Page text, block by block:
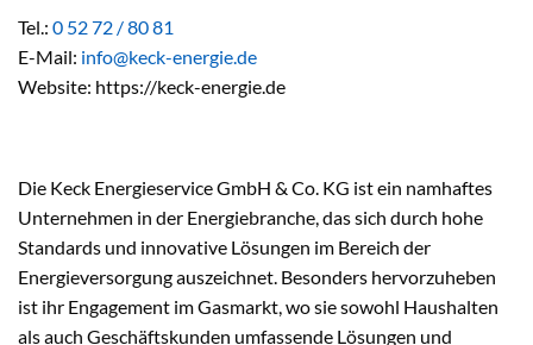
Tel.: 0 52 72 / 80 81
E-Mail: info@keck-energie.de
Website: https://keck-energie.de
Die Keck Energieservice GmbH & Co. KG ist ein namhaftes
Unternehmen in der Energiebranche, das sich durch hohe
Standards und innovative Lösungen im Bereich der
Energieversorgung auszeichnet. Besonders hervorzuheben
ist ihr Engagement im Gasmarkt, wo sie sowohl Haushalten
als auch Geschäftskunden umfassende Lösungen und